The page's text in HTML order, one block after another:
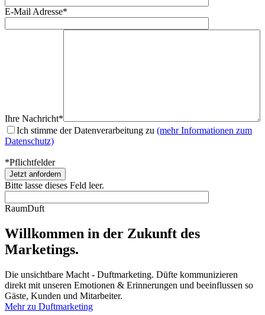
E-Mail Adresse*
Ihre Nachricht*
Ich stimme der Datenverarbeitung zu (mehr Informationen zum
Datenschutz)
*Pflichtfelder
Bitte lasse dieses Feld leer.
RaumDuft
Willkommen in der Zukunft des
Marketings.
Die unsichtbare Macht - Duftmarketing. Düfte kommunizieren
direkt mit unseren Emotionen & Erinnerungen und beeinflussen so
Gäste, Kunden und Mitarbeiter.
Mehr zu Duftmarketing